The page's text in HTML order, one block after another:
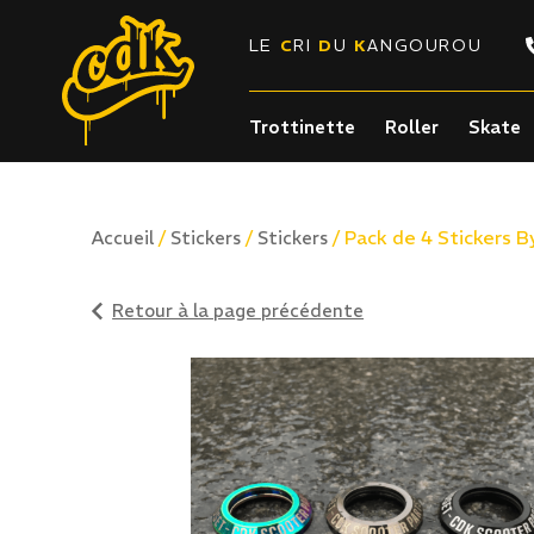
LE CRI DU KANGOUROU
Trottinette Roller Skate
Accueil / Stickers / Stickers / Pack de 4 Stickers
Retour à la page précédente